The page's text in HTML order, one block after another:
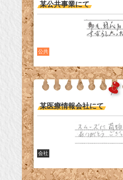
某公共事業にて
公共
某医療情報会社にて
会社